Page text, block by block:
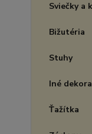
Sviečky a
Bižutéria
Stuhy
Iné
Ťažítka